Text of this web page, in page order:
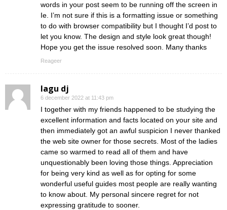
words in your post seem to be running off the screen in
Ie. I’m not sure if this is a formatting issue or something
to do with browser compatibility but I thought I’d post to
let you know. The design and style look great though!
Hope you get the issue resolved soon. Many thanks
Reageer
lagu dj
6 december 2022 at 11:43 pm
I together with my friends happened to be studying the
excellent information and facts located on your site and
then immediately got an awful suspicion I never thanked
the web site owner for those secrets. Most of the ladies
came so warmed to read all of them and have
unquestionably been loving those things. Appreciation
for being very kind as well as for opting for some
wonderful useful guides most people are really wanting
to know about. My personal sincere regret for not
expressing gratitude to sooner.